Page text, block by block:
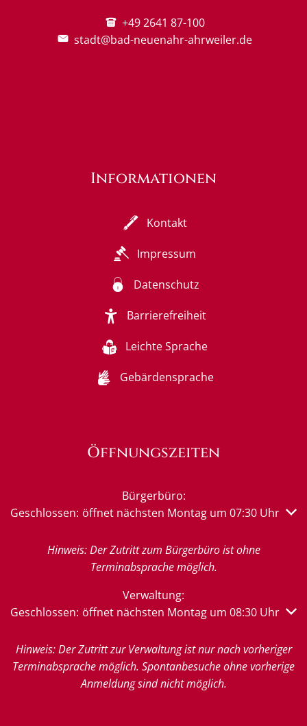
+49 2641 87-100
stadt@bad-neuenahr-ahrweiler.de
Informationen
Kontakt
Impressum
Datenschutz
Barrierefreiheit
Leichte Sprache
Gebärdensprache
Öffnungszeiten
Bürgerbüro:
Klicken, um weitere Öffnungs- oder Schließzeiten
Geschlossen: öffnet nächsten Montag um 07:30 Uhr
Hinweis: Der Zutritt zum Bürgerbüro ist ohne
Terminabsprache möglich.
Verwaltung:
Klicken, um weitere Öffnungs- oder Schließzeiten
Geschlossen: öffnet nächsten Montag um 08:30 Uhr
Hinweis: Der Zutritt zur Verwaltung ist nur nach vorheriger
Terminabsprache möglich. Spontanbesuche ohne vorherige
Anmeldung sind nicht möglich.